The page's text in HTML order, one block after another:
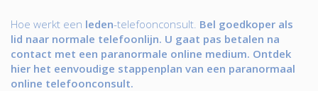
Hoe werkt een leden-telefoonconsult. Bel goedkoper als
lid naar normale telefoonlijn. U gaat pas betalen na
contact met een paranormale online medium. Ontdek
hier het eenvoudige stappenplan van een paranormaal
online telefoonconsult.